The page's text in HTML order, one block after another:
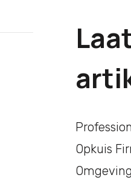
Opkuis
Omgeving